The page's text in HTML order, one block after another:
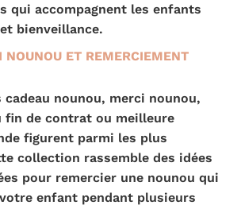
qui accompagnent les enfants
bienveillance.
NOUNOU ET REMERCIEMENT
cadeau nounou, merci nounou,
fin de contrat ou meilleure
figurent parmi les plus
collection rassemble des idées
pour remercier une nounou qui
enfant pendant plusieurs